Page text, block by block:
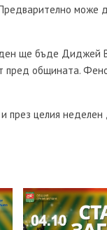
може
ще бъде Диджей
пред общината.
през целия